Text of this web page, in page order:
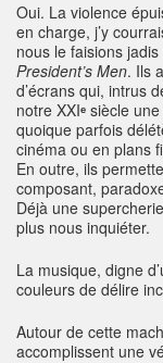
Oui. La violence
en charge, j’y
nous le faisions
President’s Men. Ils
d’écrans qui, intrus
notre XXIᵉ siècle
quoique parfois
cinéma ou en plans
En outre, ils
composant,
Déjà une
plus nous inquiéter.
La musique, digne
couleurs de délire
Autour de cette
accomplissent une